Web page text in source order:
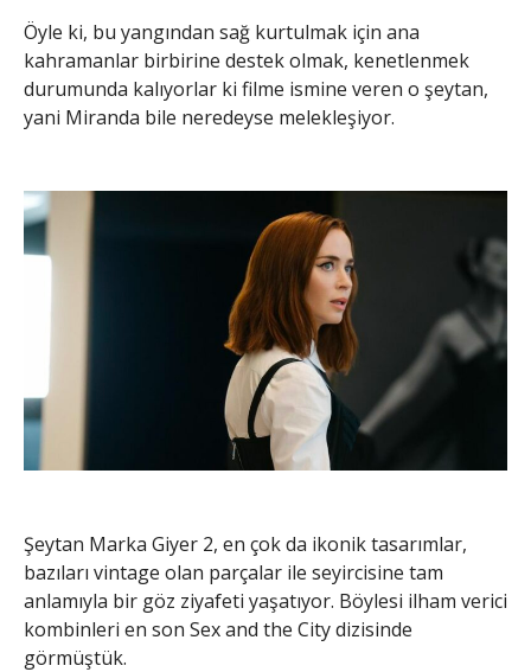
Öyle ki, bu yangından sağ kurtulmak için ana
kahramanlar birbirine destek olmak, kenetlenmek
durumunda kalıyorlar ki filme ismine veren o şeytan,
yani Miranda bile neredeyse melekleşiyor.
Şeytan Marka Giyer 2, en çok da ikonik tasarımlar,
bazıları vintage olan parçalar ile seyircisine tam
anlamıyla bir göz ziyafeti yaşatıyor. Böylesi ilham verici
kombinleri en son Sex and the City dizisinde
görmüştük.